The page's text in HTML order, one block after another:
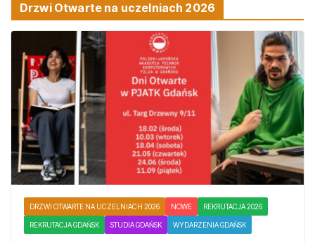
Drzwi Otwarte na uczelniach 2026
DRZWI OTWARTE NA UCZELNIACH 2026 NOWE REKRUTACJA 2026
REKRUTACJA GDAŃSK STUDIA GDAŃSK WYDARZENIA GDAŃSK